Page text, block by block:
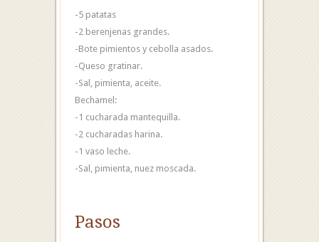
-5 patatas
-2 berenjenas grandes.
-Bote pimientos y cebolla asados.
-Queso gratinar.
-Sal, pimienta, aceite.
Bechamel:
-1 cucharada mantequilla.
-2 cucharadas harina.
-1 vaso leche.
-Sal, pimienta, nuez moscada.
Pasos